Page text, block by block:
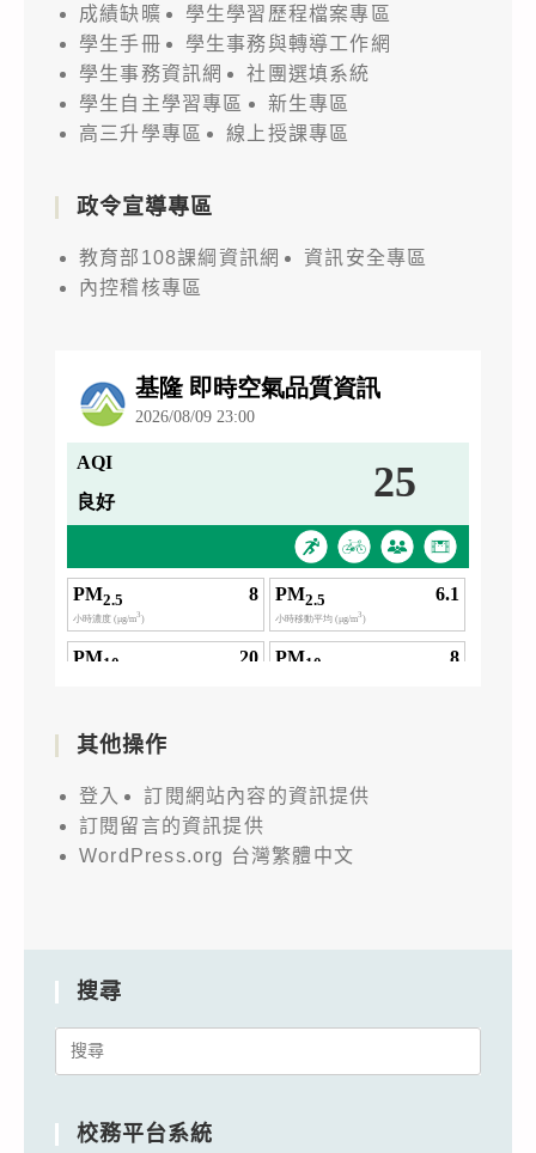
成績缺曠
學生學習歷程檔案專區
學生手冊
學生事務與轉導工作網
學生事務資訊網
社團選填系統
學生自主學習專區
新生專區
高三升學專區
線上授課專區
政令宣導專區
教育部108課綱資訊網
資訊安全專區
內控稽核專區
其他操作
登入
訂閱網站內容的資訊提供
訂閱留言的資訊提供
WordPress.org 台灣繁體中文
搜尋
Search
校務平台系統